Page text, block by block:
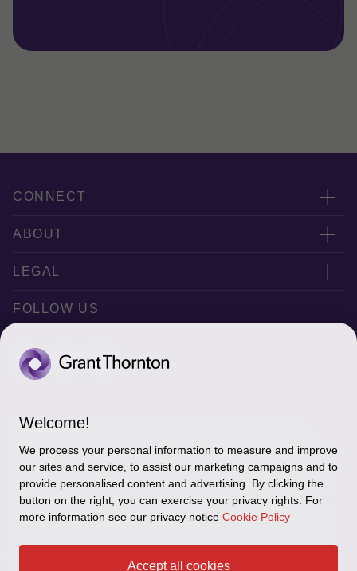
CONNECT
联系我们
Office Map
ABOUT
公司简介
LEGAL
Privacy policy
Cookie Settings
FOLLOW US
© 2026 Grant Thornton Japan. All rights reserved. “Grant
Thornton” refers to the brand under which the Grant Thornton
member firms provide assurance, tax and advisory services to
their clients and/or refers to one or more member firms, as the
context requires. Grant Thornton Japan is a member firm of
Grant Thornton International Ltd (GTIL). GTIL and the member
Welcome!
We process your personal information to measure and improve
our sites and service, to assist our marketing campaigns and to
provide personalised content and advertising. By clicking the
button on the right, you can exercise your privacy rights. For
more information see our privacy notice Cookie Policy
Accept all cookies